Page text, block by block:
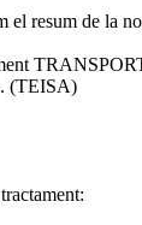
el resum de la
(TEISA)